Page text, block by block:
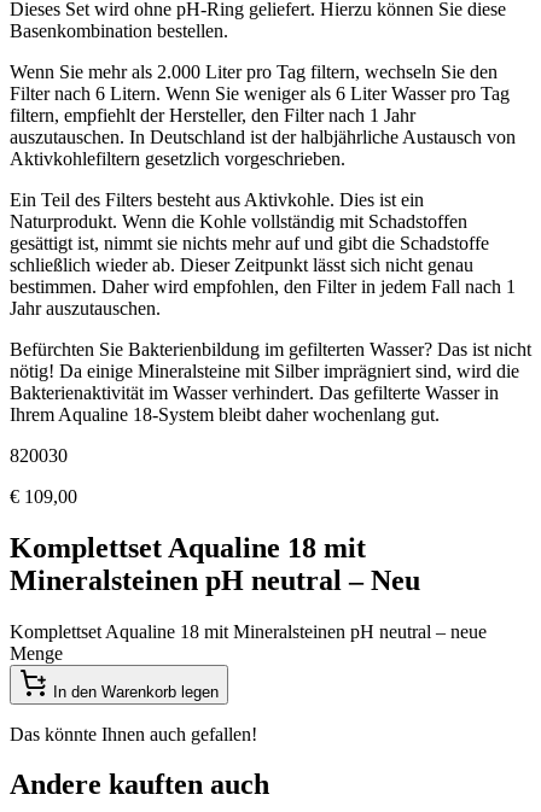
Dieses Set wird ohne pH-Ring geliefert. Hierzu können Sie diese
Basenkombination bestellen.
Wenn Sie mehr als 2.000 Liter pro Tag filtern, wechseln Sie den
Filter nach 6 Litern. Wenn Sie weniger als 6 Liter Wasser pro Tag
filtern, empfiehlt der Hersteller, den Filter nach 1 Jahr
auszutauschen. In Deutschland ist der halbjährliche Austausch von
Aktivkohlefiltern gesetzlich vorgeschrieben.
Ein Teil des Filters besteht aus Aktivkohle. Dies ist ein
Naturprodukt. Wenn die Kohle vollständig mit Schadstoffen
gesättigt ist, nimmt sie nichts mehr auf und gibt die Schadstoffe
schließlich wieder ab. Dieser Zeitpunkt lässt sich nicht genau
bestimmen. Daher wird empfohlen, den Filter in jedem Fall nach 1
Jahr auszutauschen.
Befürchten Sie Bakterienbildung im gefilterten Wasser? Das ist nicht
nötig! Da einige Mineralsteine ​​mit Silber imprägniert sind, wird die
Bakterienaktivität im Wasser verhindert. Das gefilterte Wasser in
Ihrem Aqualine 18-System bleibt daher wochenlang gut.
820030
€ 109,00
Komplettset Aqualine 18 mit
Mineralsteinen pH neutral – Neu
Komplettset Aqualine 18 mit Mineralsteinen pH neutral – neue
Menge
In den Warenkorb legen
Das könnte Ihnen auch gefallen!
Andere kauften auch